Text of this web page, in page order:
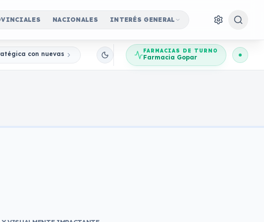
NACIONALES INTERÉS GENERAL
con nuevas Jornadas ParticipativasFARMACIAS DE TURNO
Farmacia Gopar